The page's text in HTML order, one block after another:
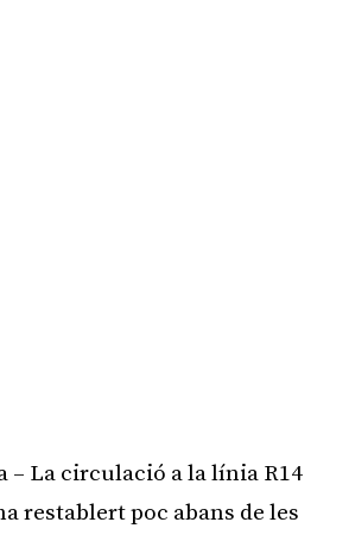
– La circulació a la línia R14
restablert poc abans de les